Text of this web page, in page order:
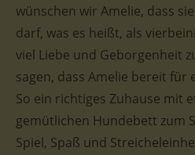
wünschen wir Amelie, dass
darf, was es heißt, als
viel Liebe und Geborgenheit
sagen, dass Amelie bereit für
So ein richtiges Zuhause mit
gemütlichen Hundebett zum
Spiel, Spaß und